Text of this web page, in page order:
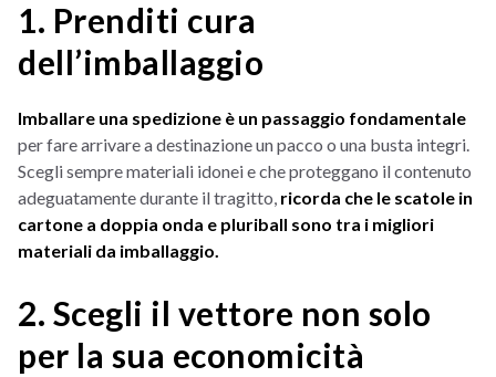
1. Prenditi cura
dell’imballaggio
Imballare una spedizione è un passaggio fondamentale
per fare arrivare a destinazione un pacco o una busta integri.
Scegli sempre materiali idonei e che proteggano il contenuto
adeguatamente durante il tragitto, ricorda che le scatole in
cartone a doppia onda e pluriball sono tra i migliori
materiali da imballaggio.
2. Scegli il vettore non solo
per la sua economicità